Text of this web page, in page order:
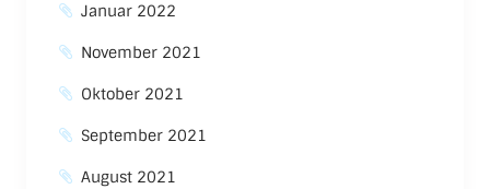
Januar 2022
November 2021
Oktober 2021
September 2021
August 2021